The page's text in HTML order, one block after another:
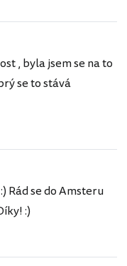
, byla jsem se na to
se to stává
Rád se do Amsteru
:)